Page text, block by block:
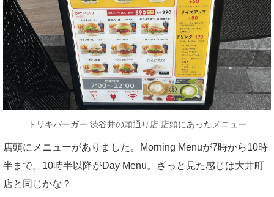
トリキバーガー 渋谷井の頭通り店 店頭にあったメニュー
店頭にメニューがありました。Morning Menuが7時から10時
半まで。10時半以降がDay Menu。ざっと見た感じは大井町
店と同じかな？